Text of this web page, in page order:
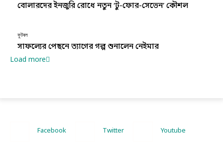
বোলারদের ইনজুরি রোধে নতুন ‘টু-ফোর-সেভেন’ কৌশল
ফুটবল
সাফল্যের পেছনে ত্যাগের গল্প শুনালেন নেইমার
Load more
Facebook Twitter Youtube